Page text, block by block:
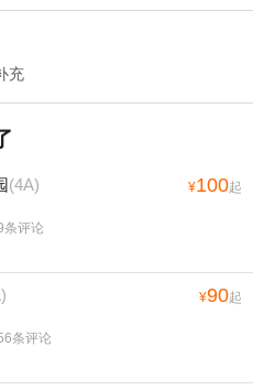
充
(4A) ¥100起
条评论
¥90起
条评论